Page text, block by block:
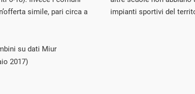
simile, pari circa a
impianti sportivi del
su dati Miur
2017)